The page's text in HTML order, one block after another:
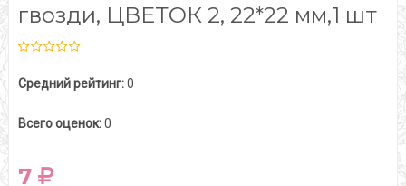
гвозди, ЦВЕТОК 2, 22*22 мм,1 шт
Средний рейтинг:0
Всего оценок:0
7